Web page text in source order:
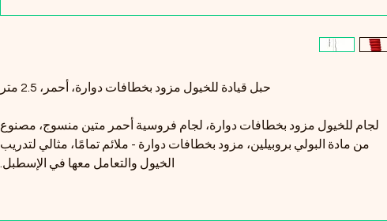
حبل قيادة للخيول مزود بخطافات دوارة، أحمر، 2.5 متر
لجام للخيول مزود بخطافات دوارة، لجام فروسية أحمر متين منسوج، مصنوع
من مادة البولي بروبيلين، مزود بخطافات دوارة - ملائم تمامًا، مثالي لتدريب
الخيول والتعامل معها في الإسطبل.